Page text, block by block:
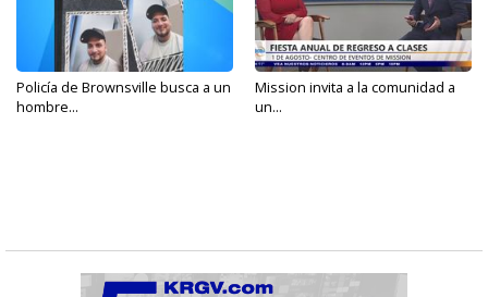
Policía de Brownsville busca a un
hombre...
Mission invita a la comunidad a
un...